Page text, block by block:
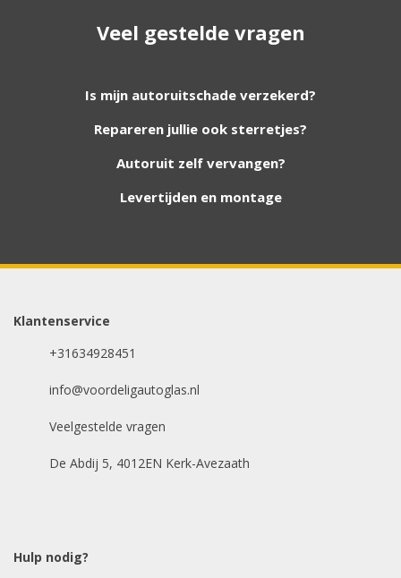
verder!
Wij zijn continu bezig met het toevoegen van
ruit er niet tussen? Grote kans dat wij deze wel
hebben. Vul het formulier in en wij nemen
whatsappje met foto van de ruit en uw auto
Dit veld is bedoeld voor
validatiedoeleinden en moet niet worden
gewijzigd.
Uw merk auto*
Veel gestelde vragen
Is mijn autoruitschade verzekerd?
Repareren jullie ook sterretjes?
Autoruit zelf vervangen?
Levertijden en montage
Klantenservice
+31634928451
info@voordeligautoglas.nl
Veelgestelde vragen
De Abdij 5, 4012EN Kerk-Avezaath
Hulp nodig?